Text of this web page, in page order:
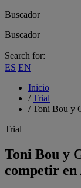
Buscador
Buscador
Search for:
ES EN
Inicio
/Trial
/Toni Bou y
Trial
Toni Bou y
competir